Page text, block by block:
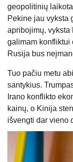
geopolitinių
Pekine jau vyksta
apribojimų, vyksta
galimam konfliktui
Rusija bus
Tuo pačiu metu
santykius.
Irano konflikto
kainų, o Kinija
išvengti dar vieno